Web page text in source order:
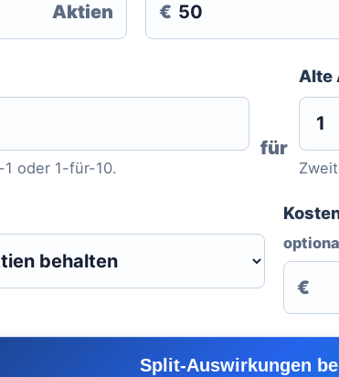
Aktien €
oder 1-für-10.
für
Alte
€
Split-Auswirkungen